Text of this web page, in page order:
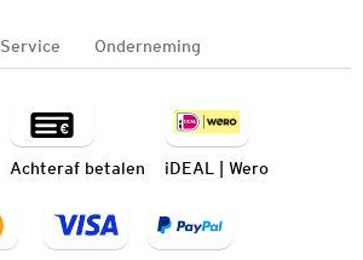
Service Onderneming
Achteraf betalen iDEAL | Wero